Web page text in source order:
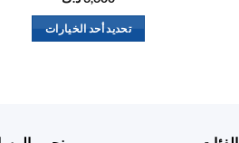
تحديد أحد الخيارات